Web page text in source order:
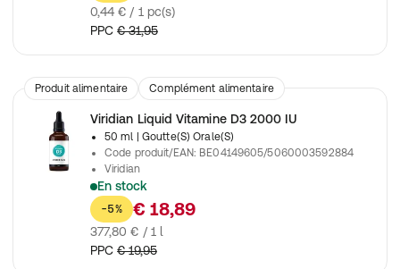
0,44 € / 1 pc(s)
PPC € 31,95
Produit alimentaire Complément alimentaire
Viridian Liquid Vitamine D3 2000 IU
50 ml
| Goutte(S) Orale(S)
Code produit/EAN: BE04149605/5060003592884
Viridian
En stock
Gouttes de vitamine D3.
-5% € 18,89
377,80 € / 1 l
PPC € 19,95